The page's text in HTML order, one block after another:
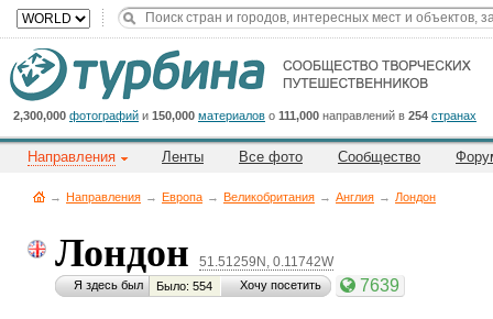
2,300,000 фотографий и 150,000 материалов о 111,000 направлений в 254 странах
Направления Ленты Все фото Сообщество
→ Направления → Европа → Великобритания → Англия → Лондон
Лондон 51.51259N, 0.11742W
Я здесь был Было: 554 Хочу посетить 7639
Cейчас
на
сайте:
Title
Button